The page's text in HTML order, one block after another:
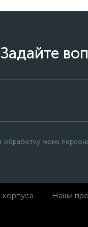
обработку моих
Наши